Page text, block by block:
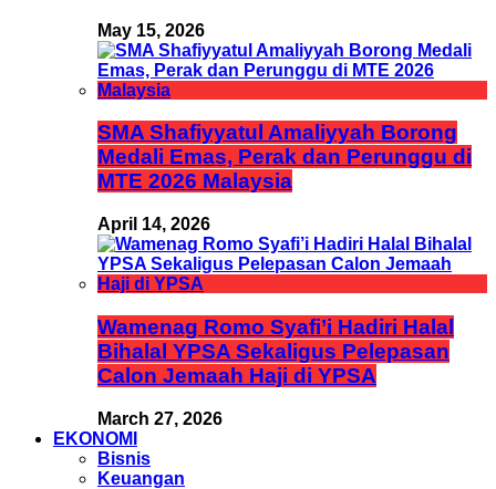
May 15, 2026
SMA Shafiyyatul Amaliyyah Borong
Medali Emas, Perak dan Perunggu di
MTE 2026 Malaysia
April 14, 2026
Wamenag Romo Syafi’i Hadiri Halal
Bihalal YPSA Sekaligus Pelepasan
Calon Jemaah Haji di YPSA
March 27, 2026
EKONOMI
Bisnis
Keuangan